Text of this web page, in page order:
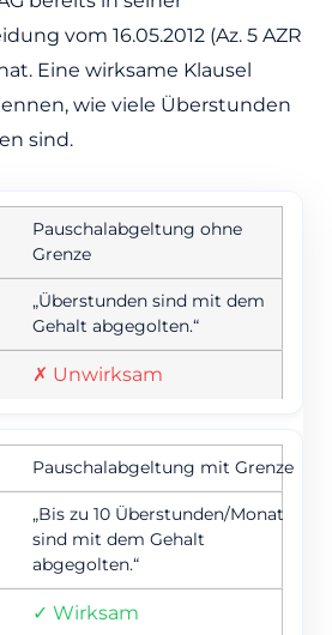
vom 16.05.2012 (Az. 5 AZR
Eine wirksame Klausel
wie viele Überstunden
sind.
im Arbeitsvertrag – wirksam vs.
Pauschalabgeltung ohne
Grenze
„Überstunden sind mit dem
Gehalt abgegolten.“
✗ Unwirksam
Pauschalabgeltung mit Grenze
„Bis zu 10 Überstunden/Monat
sind mit dem Gehalt
abgegolten.“
✓ Wirksam